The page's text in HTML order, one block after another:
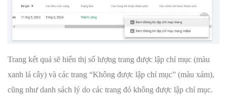
Trang kết quả sẽ hiển thị số lượng trang được lập chỉ mục (màu
xanh lá cây) và các trang “Không được lập chỉ mục” (màu xám),
cũng như danh sách lý do các trang đó không được lập chỉ mục.